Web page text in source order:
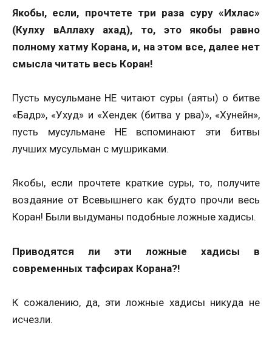
Якобы, если, прочтете три раза суру «Ихлас»
(Кулху вАллаху ахад), то, это якобы равно
полному хатму Корана, и, на этом все, далее нет
смысла читать весь Коран!
Пусть мусульмане НЕ читают суры (аяты) о битве
«Бадр», «Ухуд» и «Хендек (битва у рва)», «Хунейн»,
пусть мусульмане НЕ вспоминают эти битвы
лучших мусульман с мушриками.
Якобы, если прочтете краткие суры, то, получите
воздаяние от Всевышнего как будто прочли весь
Коран! Были выдуманы подобные ложные хадисы.
Приводятся ли эти ложные хадисы в
современных тафсирах Корана?!
К сожалению, да, эти ложные хадисы никуда не
исчезли.